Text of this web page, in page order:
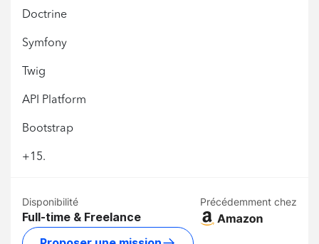
Doctrine
Symfony
Twig
API Platform
Bootstrap
+15.
Disponibilité
Full-time & Freelance
Précédemment chez